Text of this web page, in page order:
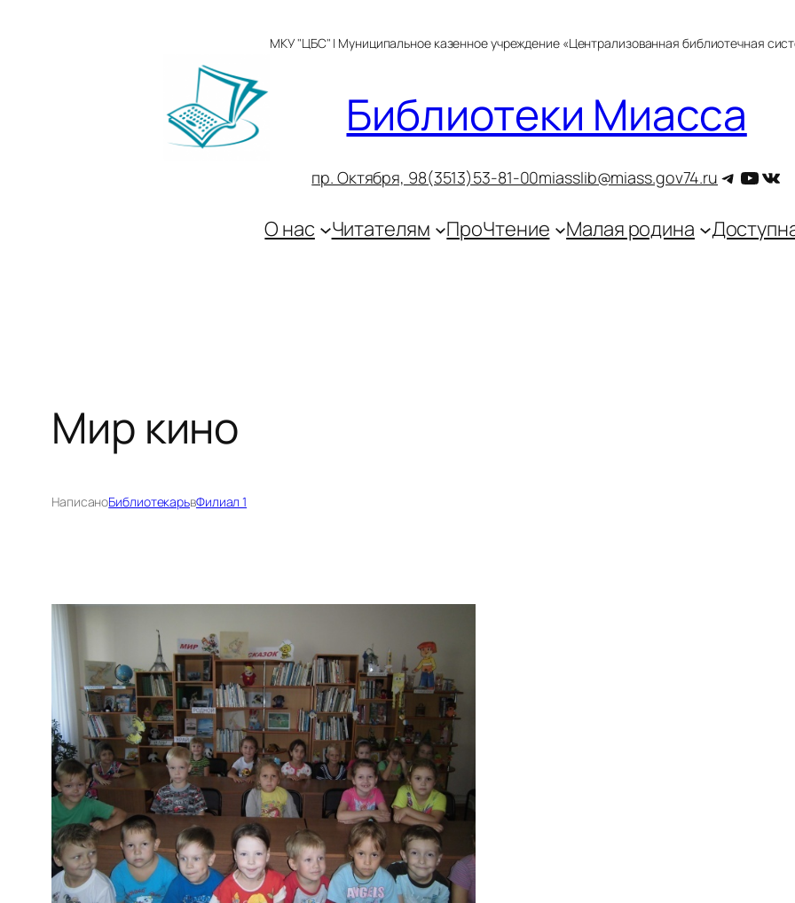
МКУ "ЦБС" | Муниципальное казенное учреждение «Централизованная библиотечная
Библиотеки Миасса
пр. Октября, 98(3513)53-81-00miasslib@miass.gov74.ru
О нас Читателям ПроЧтение Малая родина
Мир кино
НаписаноБиблиотекарьвФилиал 1